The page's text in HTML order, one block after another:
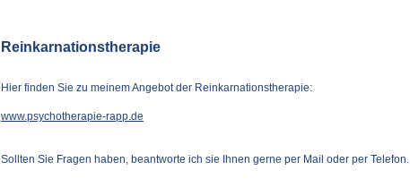
Reinkarnationstherapie
Hier finden Sie zu meinem Angebot der Reinkarnationstherapie:
www.psychotherapie-rapp.de
Sollten Sie Fragen haben, beantworte ich sie Ihnen gerne per Mail oder per Telefon.